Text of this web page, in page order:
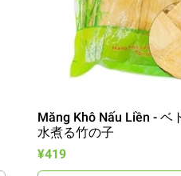
Măng Khô Nấu Liền - ベ
水煮る竹の子
¥419